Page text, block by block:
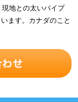
地との太いパイプ
ます。カナダのこと